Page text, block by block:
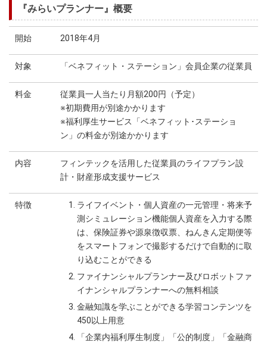
『みらいプランナー』概要
開始 2018年4月
対象 「ベネフィット・ステーション」会員企業の従業員
料金
従業員一人当たり月額200円（予定）
※初期費用が別途かかります
※福利厚生サービス「ベネフィット･ステーショ
ン」の料金が別途かかります
内容
フィンテックを活用した従業員のライフプラン設
計・財産形成支援サービス
特徴
ライフイベント・個人資産の一元管理・将来予
測シミュレーション機能個人資産を入力する際
は、保険証券や源泉徴収票、ねんきん定期便等
をスマートフォンで撮影するだけで自動的に取
り込むことができる
ファイナンシャルプランナー及びロボットファ
イナンシャルプランナーへの無料相談
金融知識を学ぶことができる学習コンテンツを
450以上用意
「企業内福利厚生制度」「公的制度」「金融商